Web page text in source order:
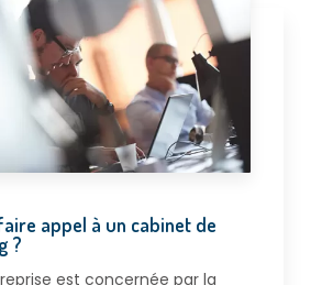
appel à un cabinet de
?
est concernée par la